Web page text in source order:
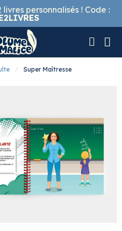
livres personnalisés ! Code :
Super Maîtresse